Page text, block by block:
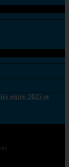
entre 2025 et